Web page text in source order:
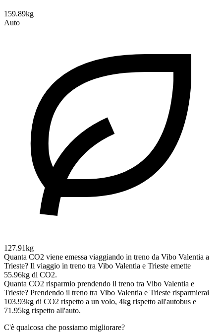
159.89kg
Auto
127.91kg
Quanta CO2 viene emessa viaggiando in treno da Vibo Valentia a
Trieste? Il viaggio in treno tra Vibo Valentia e Trieste emette
55.96kg di CO2.
Quanta CO2 risparmio prendendo il treno tra Vibo Valentia e
Trieste? Prendendo il treno tra Vibo Valentia e Trieste risparmierai
103.93kg di CO2 rispetto a un volo, 4kg rispetto all'autobus e
71.95kg rispetto all'auto.
C'è qualcosa che possiamo migliorare?